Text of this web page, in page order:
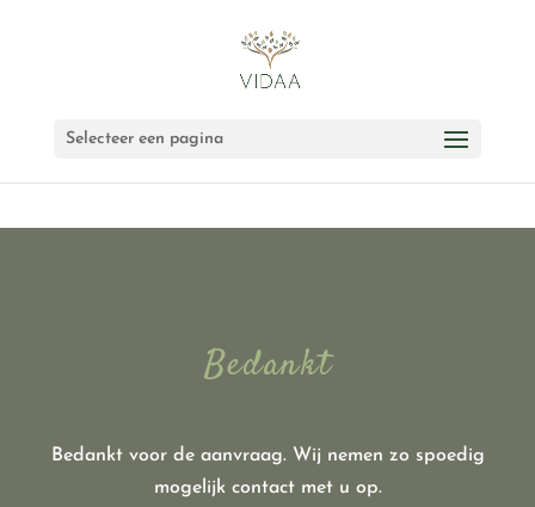
Selecteer een pagina
Bedankt
Bedankt voor de aanvraag. Wij nemen zo spoedig
mogelijk contact met u op.